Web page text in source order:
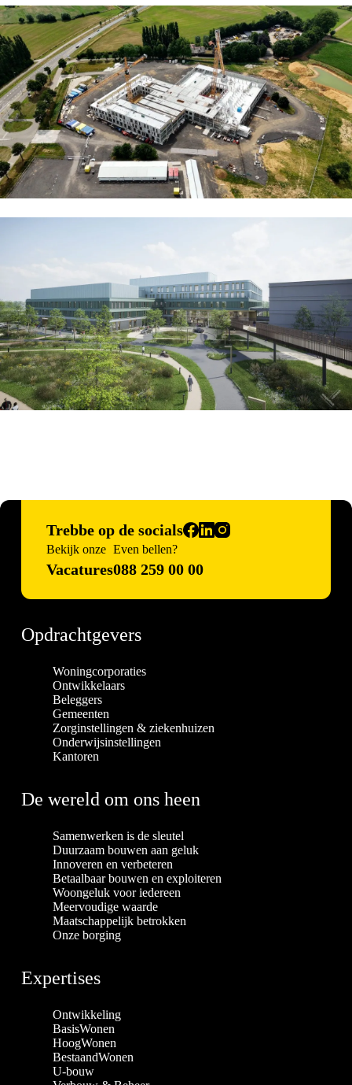
Trebbe op de socials
Bekijk onze
Vacatures
Even bellen?
088 259 00 00
Opdrachtgevers
Woningcorporaties
Ontwikkelaars
Beleggers
Gemeenten
Zorginstellingen & ziekenhuizen
Onderwijsinstellingen
Kantoren
De wereld om ons heen
Samenwerken is de sleutel
Duurzaam bouwen aan geluk
Innoveren en verbeteren
Betaalbaar bouwen en exploiteren
Woongeluk voor iedereen
Meervoudige waarde
Maatschappelijk betrokken
Onze borging
Expertises
Ontwikkeling
BasisWonen
HoogWonen
BestaandWonen
U-bouw